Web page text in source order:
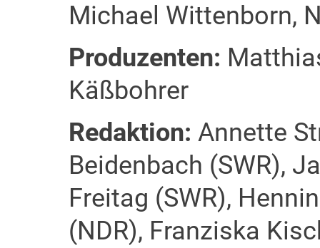
Michael Wittenborn,
Produzenten:
Käßbohrer
Redaktion: Annette
Beidenbach (SWR),
Freitag (SWR),
(NDR), Franziska